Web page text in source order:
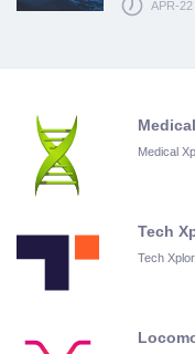
APR-22
Medical
Tech
Tech